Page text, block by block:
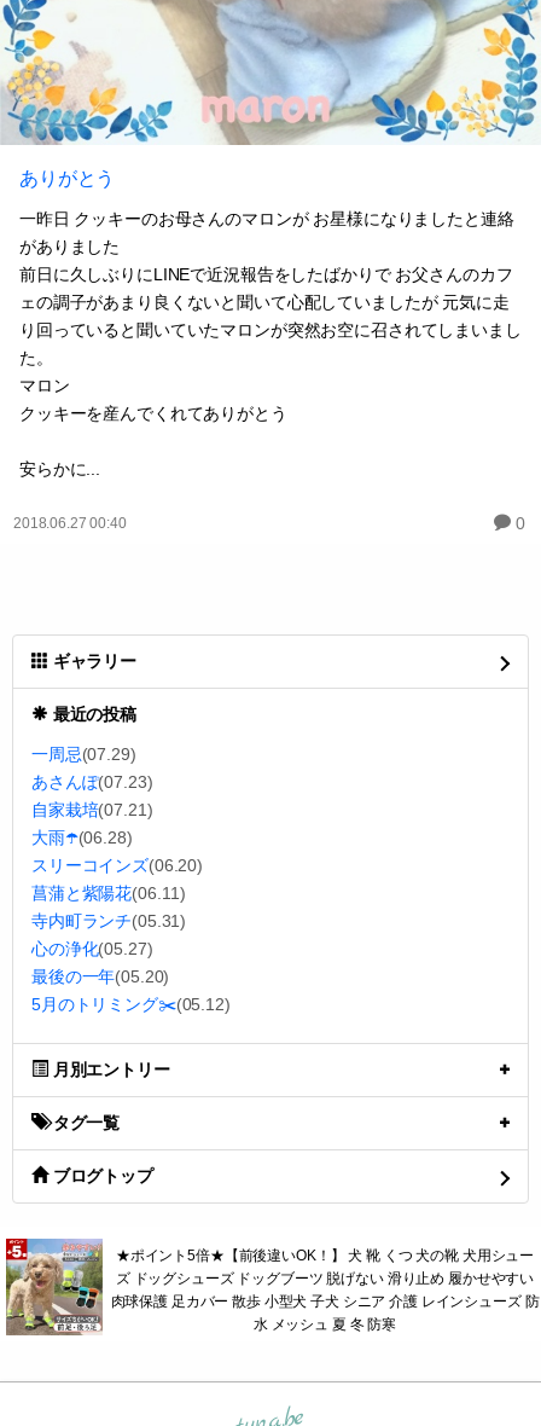
ありがとう
一昨日 クッキーのお母さんのマロンが お星様になりましたと連絡
がありました
前日に久しぶりにLINEで近況報告をしたばかりで お父さんのカフ
ェの調子があまり良くないと聞いて心配していましたが 元気に走
り回っていると聞いていたマロンが突然お空に召されてしまいまし
た。
マロン
クッキーを産んでくれてありがとう
安らかに...
2018.06.27 00:40 0
ギャラリー
最近の投稿
一周忌(07.29)
あさんぽ(07.23)
自家栽培(07.21)
大雨☂️(06.28)
スリーコインズ(06.20)
菖蒲と紫陽花(06.11)
寺内町ランチ(05.31)
心の浄化(05.27)
最後の一年(05.20)
5月のトリミング✂️(05.12)
月別エントリー
タグ一覧
ブログトップ
★ポイント5倍★【前後違いOK！】 犬 靴 くつ 犬の靴 犬用シュー
ズ ドッグシューズ ドッグブーツ 脱げない 滑り止め 履かせやすい
肉球保護 足カバー 散歩 小型犬 子犬 シニア 介護 レインシューズ 防
水 メッシュ 夏 冬 防寒